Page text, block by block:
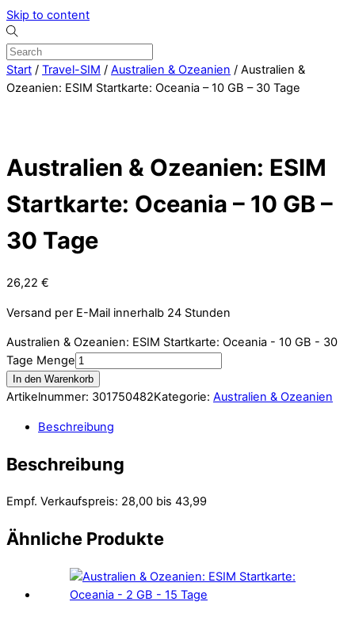
Skip to content
Start / Travel-SIM / Australien & Ozeanien / Australien &
Ozeanien: ESIM Startkarte: Oceania – 10 GB – 30 Tage
Australien & Ozeanien: ESIM
Startkarte: Oceania – 10 GB –
30 Tage
26,22 €
Versand per E-Mail innerhalb 24 Stunden
Australien & Ozeanien: ESIM Startkarte: Oceania - 10 GB - 30
Tage Menge
In den Warenkorb
Artikelnummer: 301750482Kategorie: Australien & Ozeanien
Beschreibung
Beschreibung
Empf. Verkaufspreis: 28,00 bis 43,99
Ähnliche Produkte